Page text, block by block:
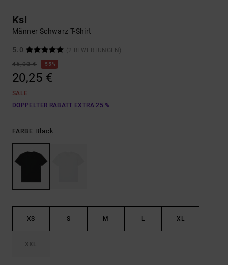
Ksl
Männer Schwarz T-Shirt
5.0
(2 BEWERTUNGEN)
45,00 €
55%
20,25 €
SALE
DOPPELTER RABATT EXTRA 25 %
FARBE Black
XS S M L XL
XXL